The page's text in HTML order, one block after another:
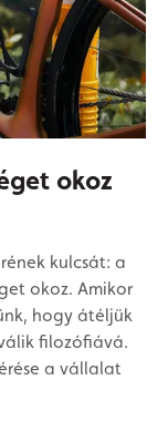
okoz
kulcsát: a
okoz. Amikor
hogy átéljük
filozófiává.
a vállalat